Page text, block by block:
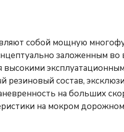
собой мощную
заложенным во
резиновый состав,
на больших
на мокром